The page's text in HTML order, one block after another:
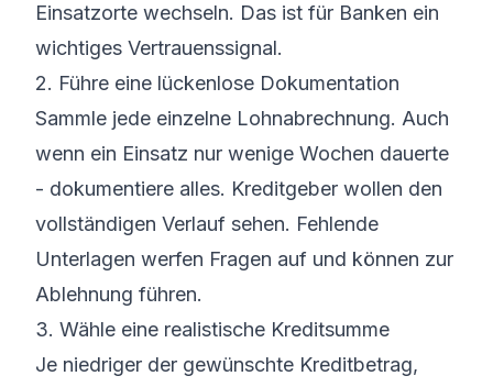
Einsatzorte wechseln. Das ist für Banken ein
wichtiges Vertrauenssignal.
2. Führe eine lückenlose Dokumentation
Sammle jede einzelne Lohnabrechnung. Auch
wenn ein Einsatz nur wenige Wochen dauerte
- dokumentiere alles. Kreditgeber wollen den
vollständigen Verlauf sehen. Fehlende
Unterlagen werfen Fragen auf und können zur
Ablehnung führen.
3. Wähle eine realistische Kreditsumme
Je niedriger der gewünschte Kreditbetrag,